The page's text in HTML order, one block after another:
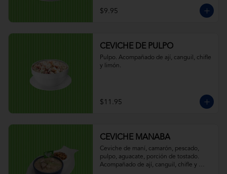
$9.95
CEVICHE DE PULPO
Pulpo. Acompañado de ají, canguil, chifle
y limón.
$11.95
CEVICHE MANABA
Ceviche de maní, camarón, pescado,
pulpo, aguacate, porción de tostado.
Acompañado de ají, canguil, chifle y